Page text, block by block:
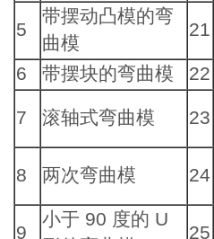
5
带摆动凸模的弯
曲模
21
6
带摆块的弯曲模 22
7 滚轴式弯曲模 23
8 两次弯曲模 24
9
小于 90 度的 U
25